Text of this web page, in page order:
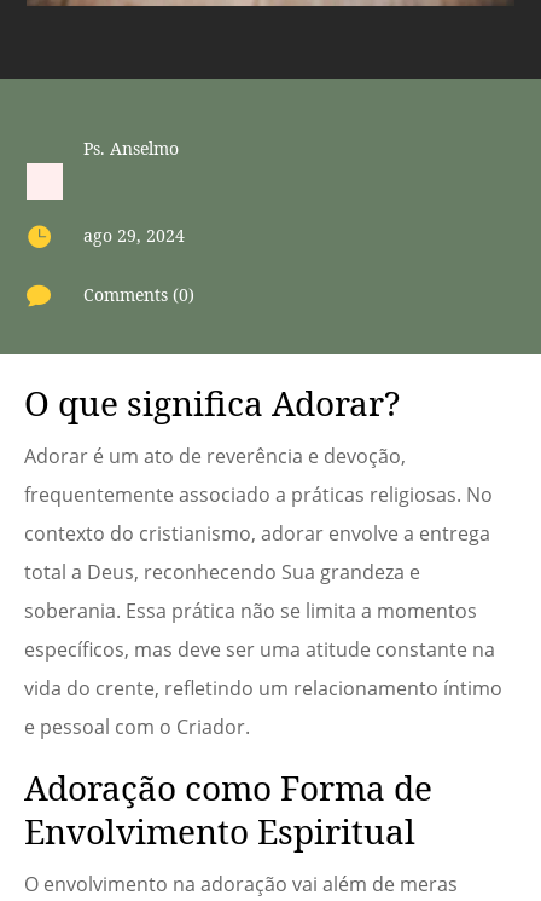
Ps. Anselmo
 ago 29, 2024
 Comments (0)
O que significa Adorar?
Adorar é um ato de reverência e devoção,
frequentemente associado a práticas religiosas. No
contexto do cristianismo, adorar envolve a entrega
total a Deus, reconhecendo Sua grandeza e
soberania. Essa prática não se limita a momentos
específicos, mas deve ser uma atitude constante na
vida do crente, refletindo um relacionamento íntimo
e pessoal com o Criador.
Adoração como Forma de
Envolvimento Espiritual
O envolvimento na adoração vai além de meras